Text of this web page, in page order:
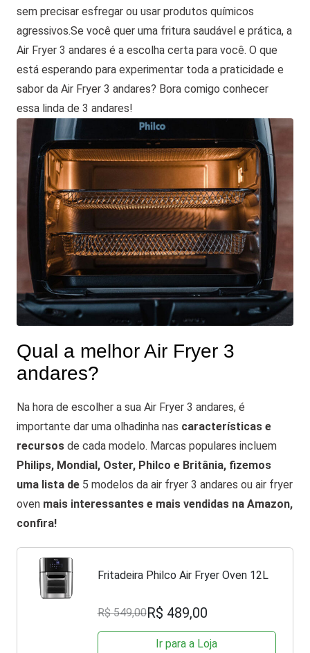
sem precisar esfregar ou usar produtos químicos
agressivos.Se você quer uma fritura saudável e prática, a
Air Fryer 3 andares é a escolha certa para você. O que
está esperando para experimentar toda a praticidade e
sabor da Air Fryer 3 andares? Bora comigo conhecer
essa linda de 3 andares!
Qual a melhor Air Fryer 3
andares?
Na hora de escolher a sua Air Fryer 3 andares, é
importante dar uma olhadinha nas características e
recursos de cada modelo. Marcas populares incluem
Philips, Mondial, Oster, Philco e Britânia, fizemos
uma lista de 5 modelos da air fryer 3 andares ou air fryer
oven mais interessantes e mais vendidas na Amazon,
confira!
Fritadeira Philco Air Fryer Oven 12L
R$ 549,00R$ 489,00
Ir para a Loja